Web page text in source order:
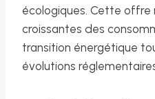
écologiques. Cette
croissantes des
transition énergétique
évolutions